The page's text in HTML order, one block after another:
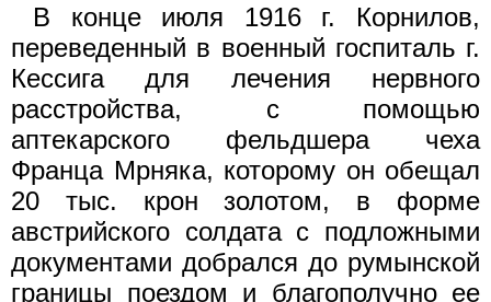
В конце июля 1916 г. Корнилов,
переведенный в военный госпи­таль г.
Кессига для лечения нервного
расстройства, с помощью
аптекарского фельдшера чеха
Франца Мрняка, которому он обещал
20 тыс. крон золотом, в форме
австрийского солдата с подложны­ми
документами добрался до румынской
границы поездом и бла­гополучно ее